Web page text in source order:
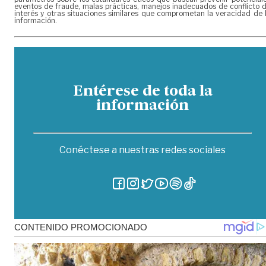
eventos de fraude, malas prácticas, manejos inadecuados de conflicto
interés y otras situaciones similares que comprometan la veracidad de
información.
Entérese de toda la
información
Conéctese a nuestras redes sociales